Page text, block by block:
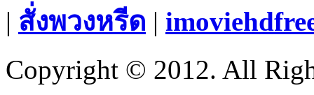
| สั่งพวงหรีด |
Copyright © 2012. All